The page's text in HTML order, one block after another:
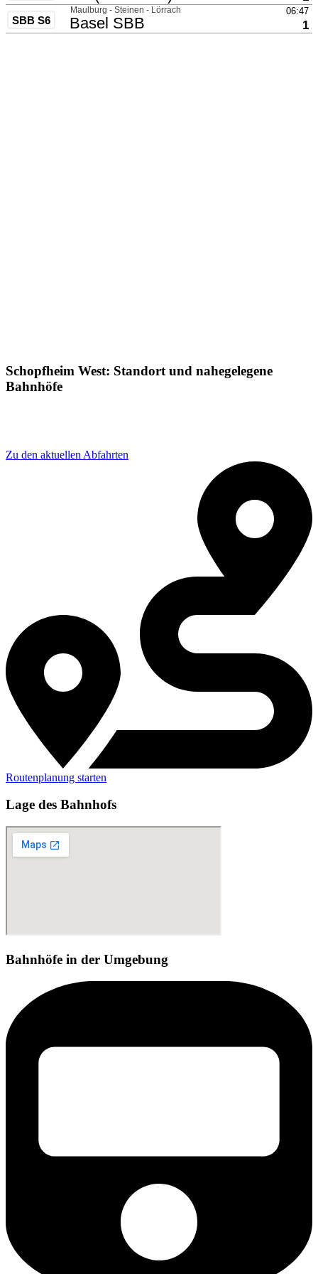
Schopfheim West: Standort und nahegelegene
Bahnhöfe
Zu den aktuellen Abfahrten
Routenplanung starten
Lage des Bahnhofs
Bahnhöfe in der Umgebung